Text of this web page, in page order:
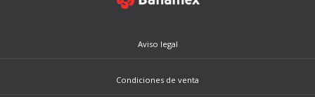
Aviso legal
Condiciones de venta